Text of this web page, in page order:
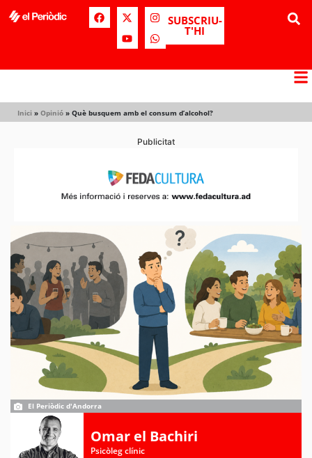
SUBSCRIU-
T'HI
Inici » Opinió » Què busquem amb el consum d’alcohol?
Publicitat
El Periòdic d'Andorra
Omar el Bachiri
Psicòleg clínic